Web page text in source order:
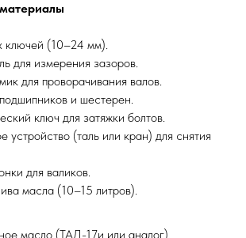
ключей (10–24 мм).
для измерения зазоров.
для проворачивания валов.
и шестерен.
ключ для затяжки болтов.
устройство (таль или кран) для снятия
для валиков.
масла (10–15 литров).
масло (ТАД-17и или аналог).